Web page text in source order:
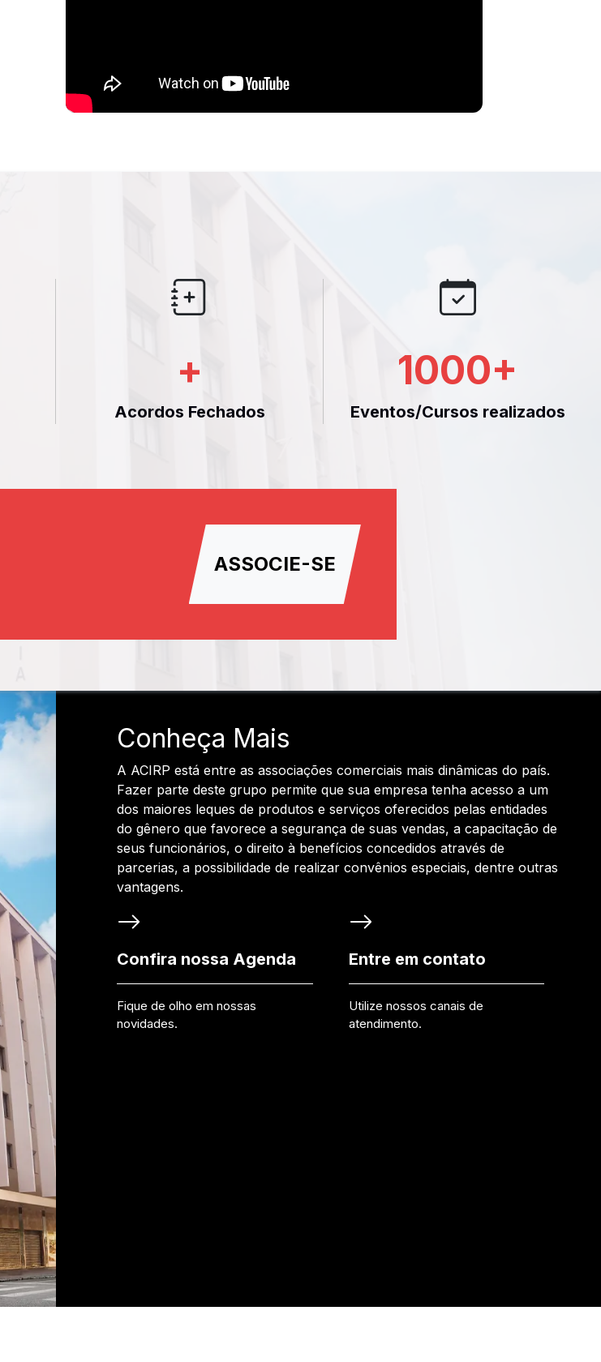
+
Acordos Fechados
1000+
Eventos/Cursos realizados
ASSOCIE-SE
Conheça Mais
A ACIRP está entre as associações comerciais mais dinâmicas do país.
Fazer parte deste grupo permite que sua empresa tenha acesso a um
dos maiores leques de produtos e serviços oferecidos pelas entidades
do gênero que favorece a segurança de suas vendas, a capacitação de
seus funcionários, o direito à benefícios concedidos através de
parcerias, a possibilidade de realizar convênios especiais, dentre outras
vantagens.
Confira nossa Agenda
Fique de olho em nossas
novidades.
Entre em contato
Utilize nossos canais de
atendimento.